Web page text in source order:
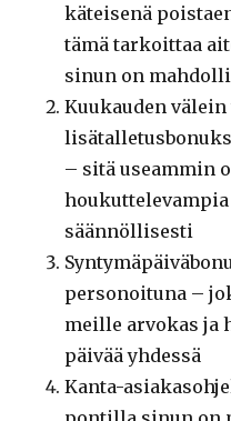
käteisenä
tämä tarkoittaa
sinun on
Kuukauden
– sitä useammin
säännöllisesti
personoituna –
meille arvokas ja
päivää yhdessä
Kanta-